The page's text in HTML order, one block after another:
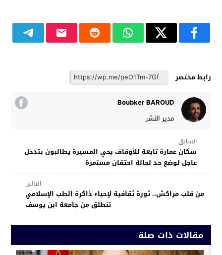
رابط مختصر
Boubker BAROUD
مدير النشر
السابق
سكان عمارة تابعة للأوقاف بحي المسيرة يطالبون بتدخل
عاجل لوضع حد لحالة احتقان مستمرة
التالي
من قلب مراكش.. ثورة ثقافية لإحياء ذاكرة الطب الإسلامي
تنطلق من جامعة ابن يوسف
مقالات ذات صلة